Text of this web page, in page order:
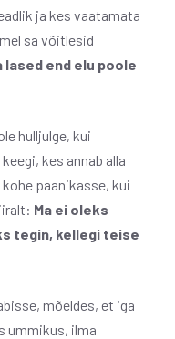
ja kes vaatamata
sa võitlesid
end elu poole
hulljulge, kui
kes annab alla
paanikasse, kui
Ma ei oleks
tegin, kellegi teise
mõeldes, et iga
ummikus, ilma